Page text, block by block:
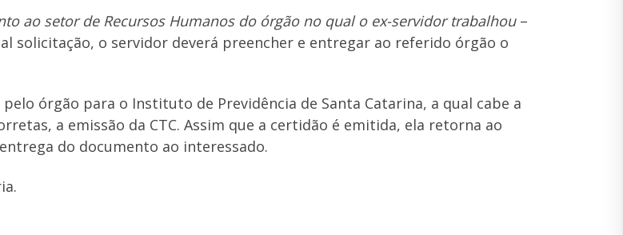
ao setor de Recursos Humanos do órgão no qual o ex-servidor trabalhou–
solicitação, o servidor deverá preencher e entregar ao referido órgão o
órgão para o Instituto de Previdência de Santa Catarina, a qual cabe a
a emissão da CTC. Assim que a certidão é emitida, ela retorna ao
do documento ao interessado.